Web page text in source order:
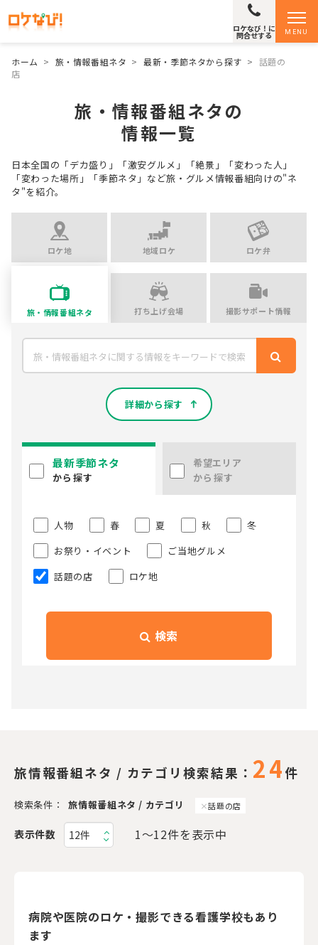
MENU
ロケなび！に
問合せする
ホーム > 旅・情報番組ネタ > 最新・季節ネタから探す > 話題の
店
旅・情報番組ネタの
情報一覧
日本全国の「デカ盛り」「激安グルメ」「絶景」「変わった人」
「変わった場所」「季節ネタ」など旅・グルメ情報番組向けの"ネ
タ"を紹介。
ロケ地 地域ロケ ロケ弁
旅・情報番組ネタ 打ち上げ会場 撮影サポート情報
詳細から探す
最新季節ネタ
から探す
希望エリア
から探す
人物 春 夏 秋
冬
お祭り・イベント
ご当地グルメ
話題の店
ロケ地
検索
旅情報番組ネタ / カテゴリ検索結果： 24 件
検索条件： 旅情報番組ネタ / カテゴリ 話題の店
表示件数 1〜12件を表示中
病院や医院のロケ・撮影できる看護学校もあり
ます